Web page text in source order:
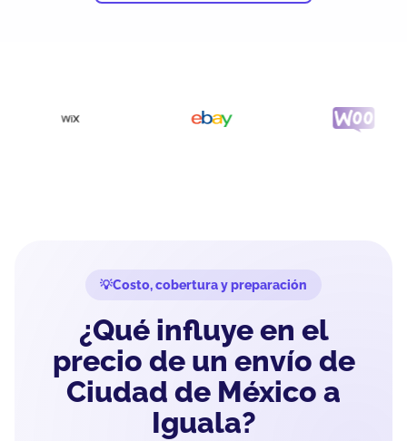
Costo, cobertura y preparación
¿Qué influye en el
precio de un envío de
Ciudad de México a
Iguala?